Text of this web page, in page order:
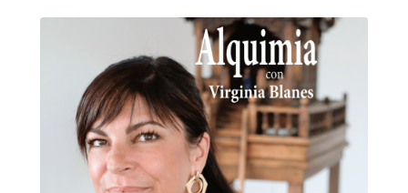
Ver más información